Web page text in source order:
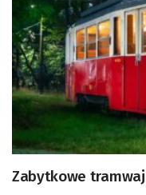
Zabytkowe